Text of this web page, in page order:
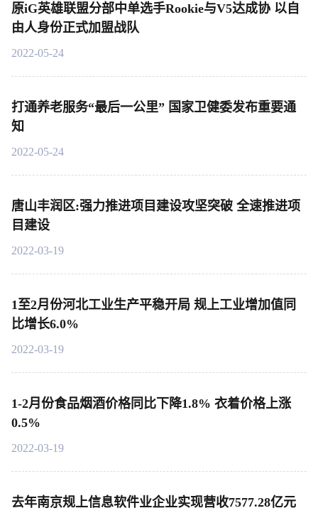
原iG英雄联盟分部中单选手Rookie与V5达成协 以自
由人身份正式加盟战队
2022-05-24
打通养老服务“最后一公里” 国家卫健委发布重要通
知
2022-05-24
唐山丰润区:强力推进项目建设攻坚突破 全速推进项
目建设
2022-03-19
1至2月份河北工业生产平稳开局 规上工业增加值同
比增长6.0%
2022-03-19
1-2月份食品烟酒价格同比下降1.8% 衣着价格上涨
0.5%
2022-03-19
去年南京规上信息软件业企业实现营收7577.28亿元